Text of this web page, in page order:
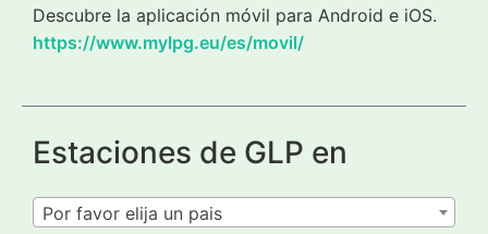
Descubre la aplicación móvil para Android e iOS.
https://www.mylpg.eu/es/movil/
Estaciones de GLP en
Por favor elija un pais